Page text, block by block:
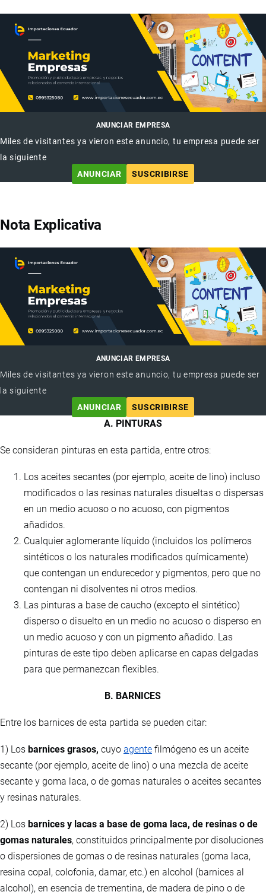
ANUNCIAR EMPRESA
Miles de visitantes ya vieron este anuncio, tu empresa puede ser
la siguiente
ANUNCIAR
SUSCRIBIRSE
Nota Explicativa
ANUNCIAR EMPRESA
Miles de visitantes ya vieron este anuncio, tu empresa puede ser
la siguiente
ANUNCIAR
SUSCRIBIRSE
A. PINTURAS
Se consideran pinturas en esta partida, entre otros:
Los aceites secantes (por ejemplo, aceite de lino) incluso
modificados o las resinas naturales disueltas o dispersas
en un medio acuoso o no acuoso, con pigmentos
añadidos.
Cualquier aglomerante líquido (incluidos los polímeros
sintéticos o los naturales modificados químicamente)
que contengan un endurecedor y pigmentos, pero que no
contengan ni disolventes ni otros medios.
Las pinturas a base de caucho (excepto el sintético)
disperso o disuelto en un medio no acuoso o disperso en
un medio acuoso y con un pigmento añadido. Las
pinturas de este tipo deben aplicarse en capas delgadas
para que permanezcan flexibles.
B. BARNICES
Entre los barnices de esta partida se pueden citar:
1) Los barnices grasos, cuyo agente filmógeno es un aceite
secante (por ejemplo, aceite de lino) o una mezcla de aceite
secante y goma laca, o de gomas naturales o aceites secantes
y resinas naturales.
2) Los barnices y lacas a base de goma laca, de resinas o de
gomas naturales, constituidos principalmente por disoluciones
o dispersiones de gomas o de resinas naturales (goma laca,
resina copal, colofonia, damar, etc.) en alcohol (barnices al
alcohol), en esencia de trementina, de madera de pino o de